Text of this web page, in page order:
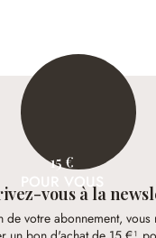
15 €
POUR VOUS
vous à la
votre abonnement, vous